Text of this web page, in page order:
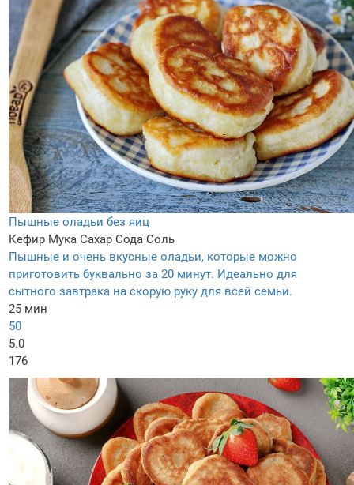
Пышные оладьи без яиц
Кефир Мука Сахар Сода Соль
Пышные и очень вкусные оладьи, которые можно
приготовить буквально за 20 минут. Идеально для
сытного завтрака на скорую руку для всей семьи.
25 мин
50
5.0
176